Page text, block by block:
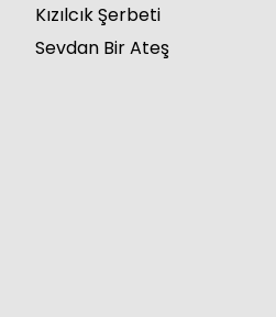
Kızılcık Şerbeti
Sevdan Bir Ateş